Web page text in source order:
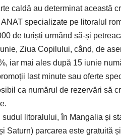
caldă au determinat această
specializate pe litoralul
de turiști urmând să-și
Ziua Copilului, când, de
iar mai ales după 15 iunie
last minute sau oferte
ca numărul de rezervări să
sudul litoralului, în Mangalia și
Saturn) parcarea este gratuită